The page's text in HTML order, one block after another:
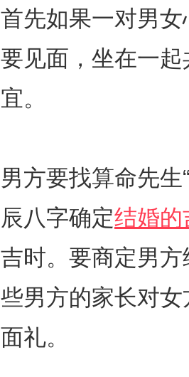
首先如果一对男
要见面，坐在一
宜。
男方要找算命先生
辰八字确定结婚的
吉时。要商定男
些男方的家长对
面礼。